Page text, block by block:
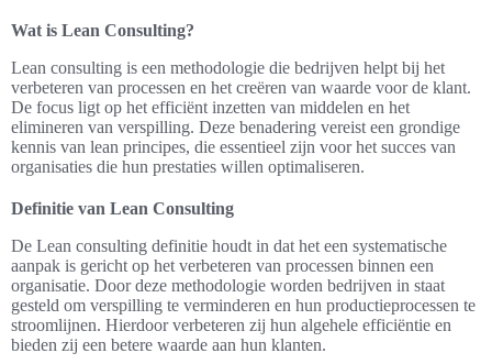
Wat is Lean Consulting?
Lean consulting is een methodologie die bedrijven helpt bij het
verbeteren van processen en het creëren van waarde voor de klant.
De focus ligt op het efficiënt inzetten van middelen en het
elimineren van verspilling. Deze benadering vereist een grondige
kennis van lean principes, die essentieel zijn voor het succes van
organisaties die hun prestaties willen optimaliseren.
Definitie van Lean Consulting
De Lean consulting definitie houdt in dat het een systematische
aanpak is gericht op het verbeteren van processen binnen een
organisatie. Door deze methodologie worden bedrijven in staat
gesteld om verspilling te verminderen en hun productieprocessen te
stroomlijnen. Hierdoor verbeteren zij hun algehele efficiëntie en
bieden zij een betere waarde aan hun klanten.